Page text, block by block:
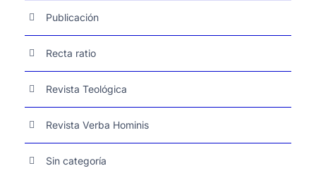
Publicación
Recta ratio
Revista Teológica
Revista Verba Hominis
Sin categoría